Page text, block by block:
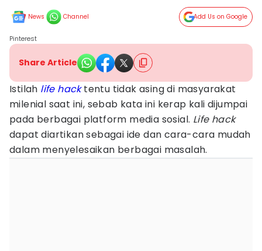
News Channel Add Us on Google
Pinterest
Share Article
Istilah life hacktentu tidak asing di masyarakat
milenial saat ini, sebab kata ini kerap kali dijumpai
pada berbagai platform media sosial. Life hack
dapat diartikan sebagai ide dan cara-cara mudah
dalam menyelesaikan berbagai masalah.